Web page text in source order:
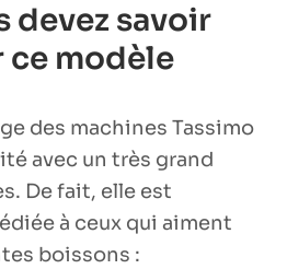
devez savoir
modèle
des machines Tassimo
avec un très grand
De fait, elle est
à ceux qui aiment
boissons :